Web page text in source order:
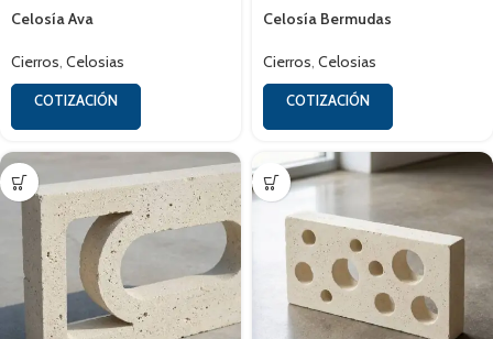
Celosía Ava
Cierros, Celosias
COTIZACIÓN
Celosía Bermudas
Cierros, Celosias
COTIZACIÓN